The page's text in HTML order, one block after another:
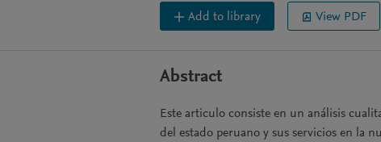
Add to library View PDF
Abstract
Este articulo consiste en un análisis
del estado peruano y sus servicios en la